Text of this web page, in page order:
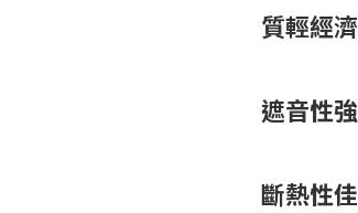
質輕經濟
遮音性強
斷熱性佳